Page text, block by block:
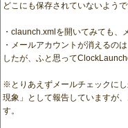
どこにも保存されていないようで
・claunch.xmlを開いてみても、
・メールアカウントが消えるの
したが、ふと思って
※とりあえずメールチェックに
現象」として報告していますが
す。